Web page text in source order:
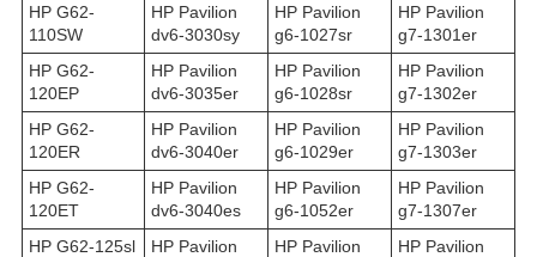
HP G62-
110SW
HP Pavilion
dv6-3030sy
HP Pavilion
g6-1027sr
HP Pavilion
g7-1301er
HP G62-
120EP
HP Pavilion
dv6-3035er
HP Pavilion
g6-1028sr
HP Pavilion
g7-1302er
HP G62-
120ER
HP Pavilion
dv6-3040er
HP Pavilion
g6-1029er
HP Pavilion
g7-1303er
HP G62-
120ET
HP Pavilion
dv6-3040es
HP Pavilion
g6-1052er
HP Pavilion
g7-1307er
HP G62-125sl
HP Pavilion
HP Pavilion
HP Pavilion